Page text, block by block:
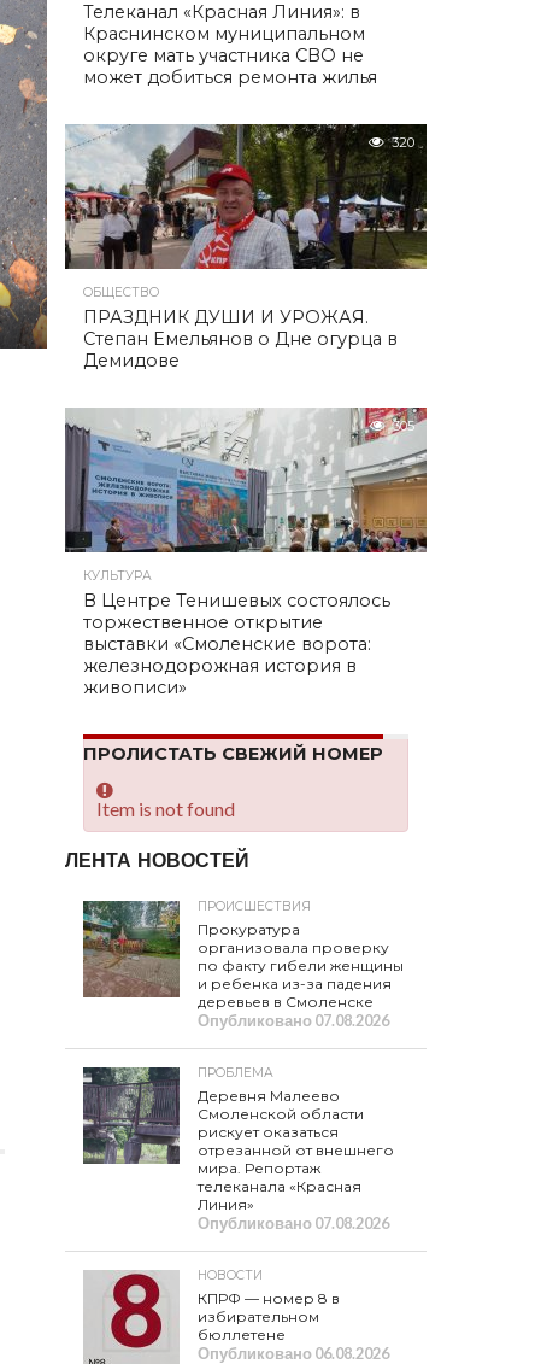
Телеканал «Красная Линия»: в
Краснинском муниципальном
округе мать участника СВО не
может добиться ремонта жилья
320
ОБЩЕСТВО
ПРАЗДНИК ДУШИ И УРОЖАЯ.
Степан Емельянов о Дне огурца в
Демидове
305
КУЛЬТУРА
В Центре Тенишевых состоялось
торжественное открытие
выставки «Смоленские ворота:
железнодорожная история в
живописи»
ПРОЛИСТАТЬ СВЕЖИЙ НОМЕР
Item is not found
ЛЕНТА НОВОСТЕЙ
ПРОИСШЕСТВИЯ
Прокуратура
организовала проверку
по факту гибели женщины
и ребенка из-за падения
деревьев в Смоленске
Опубликовано07.08.2026
ПРОБЛЕМА
Деревня Малеево
Смоленской области
рискует оказаться
отрезанной от внешнего
мира. Репортаж
телеканала «Красная
Линия»
Опубликовано07.08.2026
НОВОСТИ
КПРФ — номер 8 в
избирательном
бюллетене
Опубликовано06.08.2026